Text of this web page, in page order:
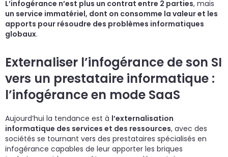
L’infogérance n’est plus un contrat entre 2 parties, mais
un service immatériel, dont on consomme la valeur et les
apports pour résoudre des problèmes informatiques
globaux.
Externaliser l’infogérance de son SI
vers un prestataire informatique :
l’infogérance en mode SaaS
Aujourd’hui la tendance est à l’externalisation
informatique des services et des ressources, avec des
sociétés se tournant vers des prestataires spécialisés en
infogérance capables de leur apporter les briques